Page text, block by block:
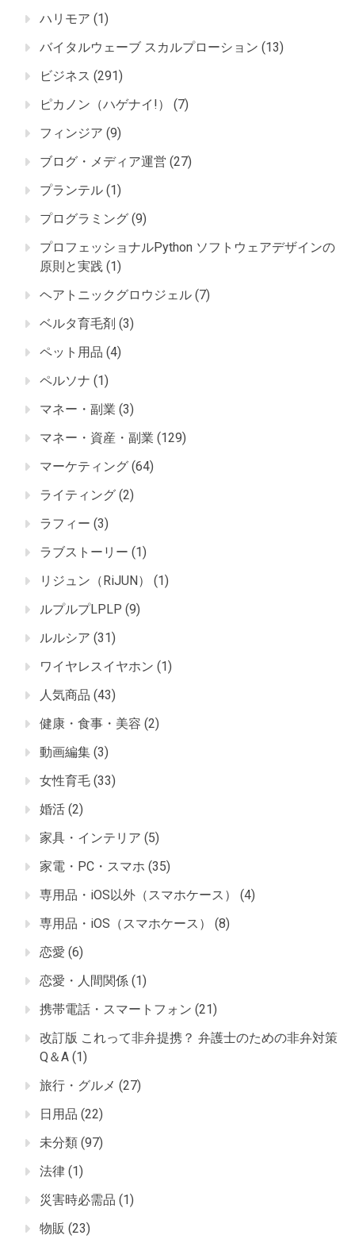
ハリモア (1)
バイタルウェーブ スカルプローション (13)
ビジネス (291)
ピカノン（ハゲナイ!）
(7)
フィンジア (9)
ブログ・メディア運営 (27)
プランテル (1)
プログラミング (9)
プロフェッショナルPython ソフトウェアデザインの
原則と実践 (1)
ヘアトニックグロウジェル (7)
ベルタ育毛剤 (3)
ペット用品 (4)
ペルソナ (1)
マネー・副業 (3)
マネー・資産・副業 (129)
マーケティング (64)
ライティング (2)
ラフィー (3)
ラブストーリー (1)
リジュン（RiJUN）
(1)
ルプルプLPLP (9)
ルルシア (31)
ワイヤレスイヤホン (1)
人気商品 (43)
健康・食事・美容 (2)
動画編集 (3)
女性育毛 (33)
婚活 (2)
家具・インテリア (5)
家電・PC・スマホ (35)
専用品・iOS以外（スマホケース）
(4)
専用品・iOS（スマホケース）
(8)
恋愛 (6)
恋愛・人間関係 (1)
携帯電話・スマートフォン (21)
改訂版 これって非弁提携？ 弁護士のための非弁対策
Q＆A (1)
旅行・グルメ (27)
日用品 (22)
未分類 (97)
法律 (1)
災害時必需品 (1)
物販 (23)